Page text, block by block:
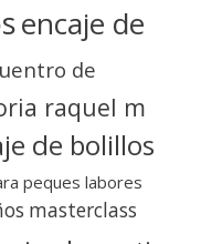
encaje de
de
raquel m
de bolillos
peques labores
masterclass